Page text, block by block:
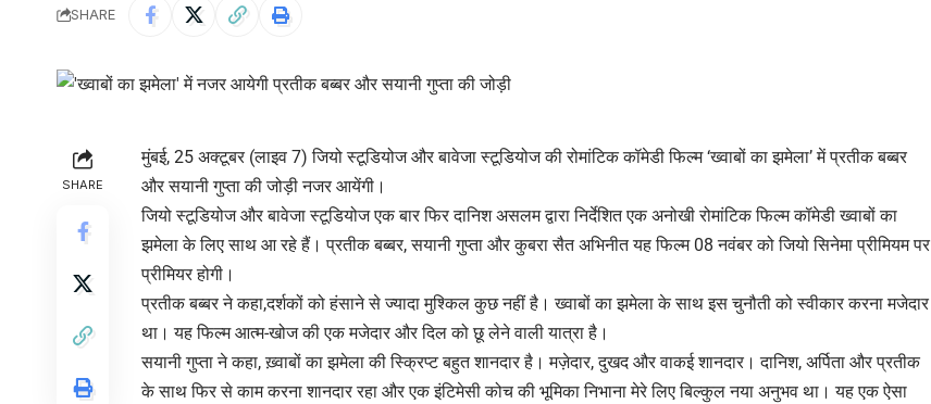
SHARE
SHARE
मुंबई, 25 अक्टूबर (लाइव 7) जियो स्टूडियोज और बावेजा स्टूडियोज की रोमांटिक कॉमेडी फिल्म ‘ख्वाबों का झमेला’ में प्रतीक बब्बर
और सयानी गुप्ता की जोड़ी नजर आयेंगी।
जियो स्टूडियोज और बावेजा स्टूडियोज एक बार फिर दानिश असलम द्वारा निर्देशित एक अनोखी रोमांटिक फिल्म कॉमेडी ख्वाबों का
झमेला के लिए साथ आ रहे हैं। प्रतीक बब्बर, सयानी गुप्ता और कुबरा सैत अभिनीत यह फिल्म 08 नवंबर को जियो सिनेमा प्रीमियम पर
प्रीमियर होगी।
प्रतीक बब्बर ने कहा,दर्शकों को हंसाने से ज्यादा मुश्किल कुछ नहीं है। ख्वाबों का झमेला के साथ इस चुनौती को स्वीकार करना मजेदार
था। यह फिल्म आत्म-खोज की एक मजेदार और दिल को छू लेने वाली यात्रा है।
सयानी गुप्ता ने कहा, ख़्वाबों का झमेला की स्क्रिप्ट बहुत शानदार है। मज़ेदार, दुखद और वाकई शानदार। दानिश, अर्पिता और प्रतीक
के साथ फिर से काम करना शानदार रहा और एक इंटिमेसी कोच की भूमिका निभाना मेरे लिए बिल्कुल नया अनुभव था। यह एक ऐसा